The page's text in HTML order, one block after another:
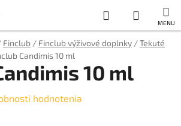
Hľadať
KOŠÍK
Finclub / Finclub výživové doplnky /Tekuté
Candimis 10 ml
10 ml
hodnotenia